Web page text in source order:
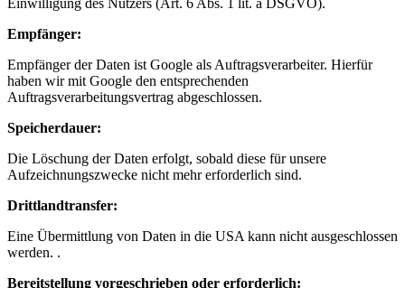
Empfänger:
Empfänger der Daten ist Google als Auftragsverarbeiter. Hierfür
haben wir mit Google den entsprechenden
Auftragsverarbeitungsvertrag abgeschlossen.
Speicherdauer:
Die Löschung der Daten erfolgt, sobald diese für unsere
Aufzeichnungszwecke nicht mehr erforderlich sind.
Drittlandtransfer:
Eine Übermittlung von Daten in die USA kann nicht ausgeschlossen
werden. .
Bereitstellung vorgeschrieben oder erforderlich: